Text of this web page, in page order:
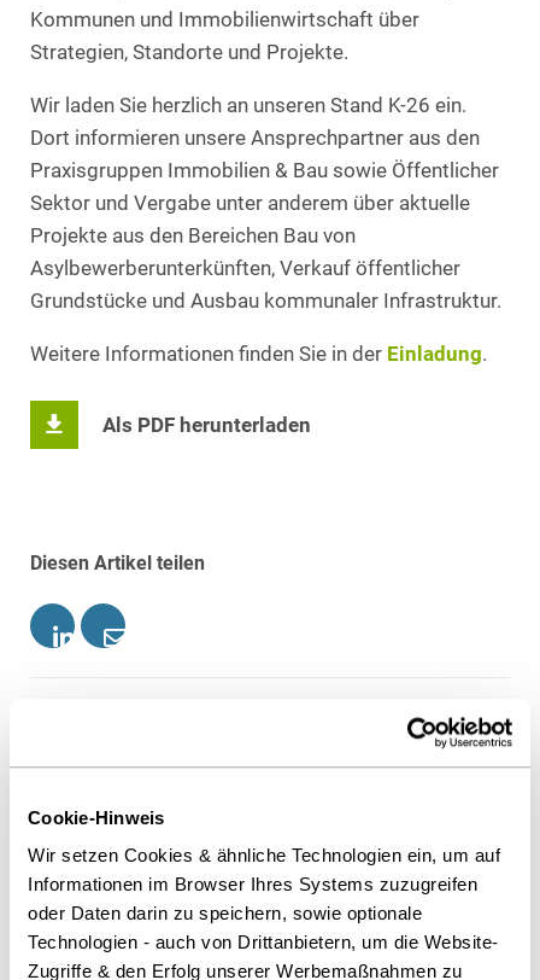
Cookie-Hinweis
Wir setzen Cookies & ähnliche Technologien ein, um auf
Informationen im Browser Ihres Systems zuzugreifen
oder Daten darin zu speichern, sowie optionale
Technologien - auch von Drittanbietern, um die Website-
Zugriffe & den Erfolg unserer Werbemaßnahmen zu
Kommunen und Immobilienwirtschaft über
Strategien, Standorte und Projekte.
Wir laden Sie herzlich an unseren Stand K-26 ein.
Dort informieren unsere Ansprechpartner aus den
Praxisgruppen Immobilien & Bau sowie Öffentlicher
Sektor und Vergabe unter anderem über aktuelle
Projekte aus den Bereichen Bau von
Asylbewerberunterkünften, Verkauf öffentlicher
Grundstücke und Ausbau kommunaler Infrastruktur.
Weitere Informationen finden Sie in der Einladung.
Als PDF herunterladen
Diesen Artikel teilen
Immobilien & Bau
Ansprechpartner